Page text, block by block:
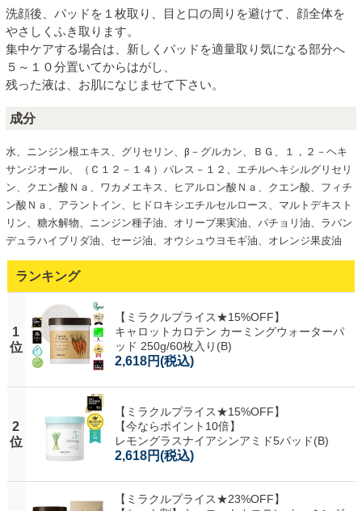
洗顔後、パッドを１枚取り、目と口の周りを避けて、顔全体を
やさしくふき取ります。
集中ケアする場合は、新しくパッドを適量取り気になる部分へ
５～１０分置いてからはがし、
残った液は、お肌になじませて下さい。
成分
水、ニンジン根エキス、グリセリン、β－グルカン、ＢＧ、１，２－ヘキ
サンジオール、（Ｃ１２－１４）パレス－１２、エチルヘキシルグリセリ
ン、クエン酸Ｎａ、ワカメエキス、ヒアルロン酸Ｎａ、クエン酸、フィチ
ン酸Ｎａ、アラントイン、ヒドロキシエチルセルロース、マルトデキスト
リン、糖水解物、ニンジン種子油、オリーブ果実油、パチョリ油、ラバン
デュラハイブリダ油、セージ油、オウシュウヨモギ油、オレンジ果皮油
ランキング
1
位
【ミラクルプライス★15%OFF】
キャロットカロテン カーミングウォーターパ
ッド 250g/60枚入り(B)
2,618円(税込)
2
位
【ミラクルプライス★15%OFF】
【今ならポイント10倍】
レモングラスナイアシンアミド5パッド(B)
2,618円(税込)
【ミラクルプライス★23%OFF】